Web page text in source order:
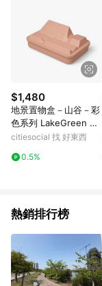
$1,480
地景置物盒－山谷－彩
色系列 LakeGreen 湖
水綠
citiesocial 找 好東西
0.5%
熱銷排行榜